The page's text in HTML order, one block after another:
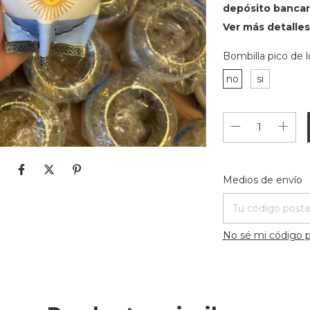
depósito
Ver más detalles
Bombilla pico de
no
si
Entregas para el
Medios de envío
No sé mi código